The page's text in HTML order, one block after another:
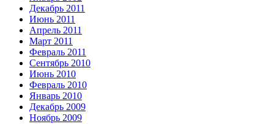
Декабрь 2011
Июнь 2011
Апрель 2011
Март 2011
Февраль 2011
Сентябрь 2010
Июнь 2010
Февраль 2010
Январь 2010
Декабрь 2009
Ноябрь 2009